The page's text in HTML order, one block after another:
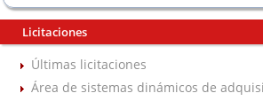
Licitaciones
Últimas licitaciones
Área de sistemas dinámicos de